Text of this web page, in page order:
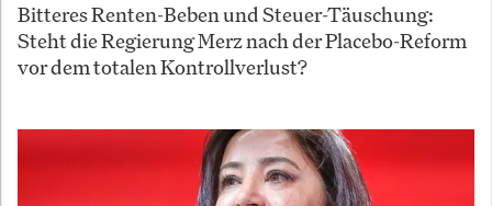
Bitteres Renten-Beben und Steuer-Täuschung:
Steht die Regierung Merz nach der Placebo-Reform
vor dem totalen Kontrollverlust?